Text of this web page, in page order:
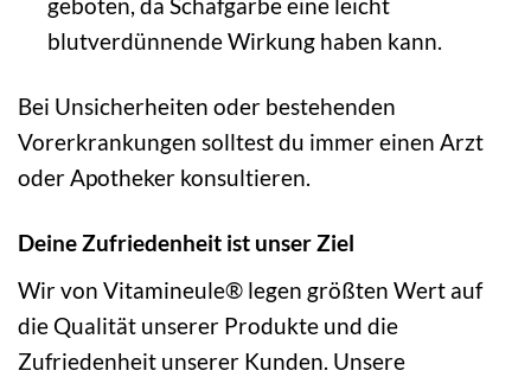
geboten, da Schafgarbe eine leicht
blutverdünnende Wirkung haben kann.
Bei Unsicherheiten oder bestehenden
Vorerkrankungen solltest du immer einen Arzt
oder Apotheker konsultieren.
Deine Zufriedenheit ist unser Ziel
Wir von Vitamineule® legen größten Wert auf
die Qualität unserer Produkte und die
Zufriedenheit unserer Kunden. Unsere